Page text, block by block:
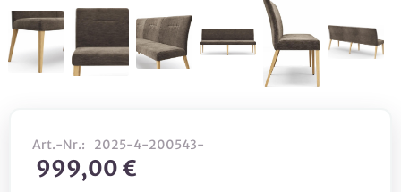
Art.-Nr.: 2025-4-200543-
999,00 €